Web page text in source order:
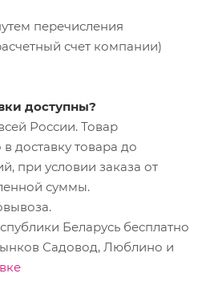
перечисления
счет компании)
доступны?
России. Товар
доставку товара до
при условии заказа от
суммы.
Беларусь бесплатно
Садовод, Люблино и